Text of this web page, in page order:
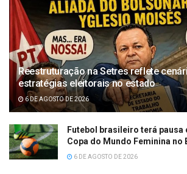
Reestruturação na Setres reflete
estratégias eleitorais no estado
6 DE AGOSTO DE 2026
Futebol brasileiro terá
Copa do Mundo Feminina no
6 DE AGOSTO DE 2026